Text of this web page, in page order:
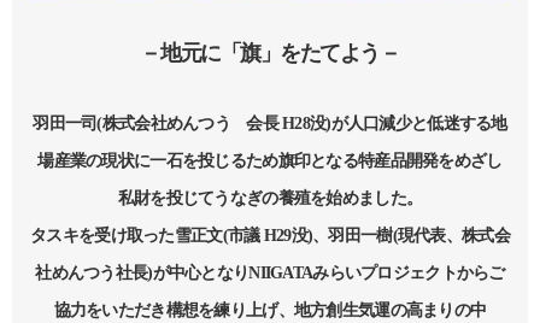
－地元に「旗」をたてよう－
羽田一司(株式会社めんつう 会長 H28没)が人口減少と低迷する地
場産業の現状に一石を投じるため旗印となる特産品開発をめざし
私財を投じてうなぎの養殖を始めました。
タスキを受け取った雪正文(市議 H29没)、羽田一樹(現代表、株式会
社めんつう社長)が中心となりNIIGATAみらいプロジェクトからご
協力をいただき構想を練り上げ、地方創生気運の高まりの中